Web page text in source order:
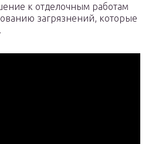
к отделочным работам
загрязнений, которые